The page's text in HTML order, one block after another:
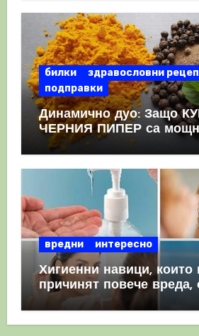
билки
здравословни
подправки
Динамично дуо: Защо
ЧЕРНИЯ ПИПЕР са
комбинация
вредни интересно
Хигиенни навици, които
причинят повече вреда,
полза